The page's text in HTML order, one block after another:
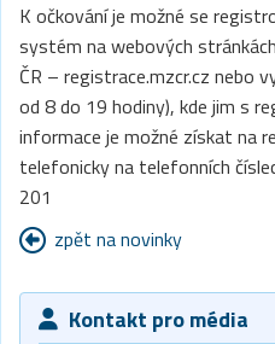
K očkování je možné se
systém na webových
ČR – registrace.mzcr.cz nebo
od 8 do 19 hodiny), kde jim s
informace je možné získat na
telefonicky na telefonních
201
zpět na novinky
Kontakt pro média